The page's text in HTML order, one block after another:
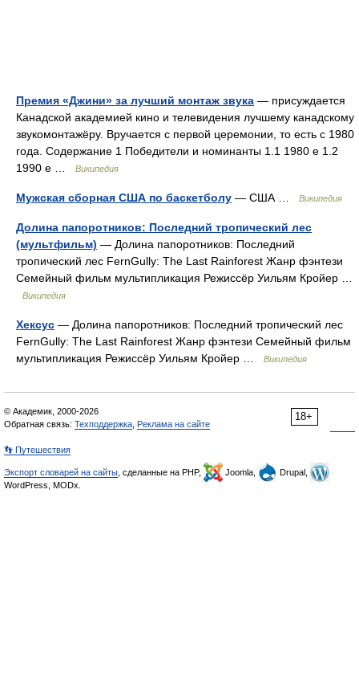
Премия «Джини» за лучший монтаж звука — присуждается
Канадской академией кино и телевидения лучшему канадскому
звукомонтажёру. Вручается с первой церемонии, то есть с 1980
года. Содержание 1 Победители и номинанты 1.1 1980 е 1.2
1990 е …
Википедия
Мужская сборная США по баскетболу — США … Википедия
Долина папоротников: Последний тропический лес
(мультфильм) — Долина папоротников: Последний
тропический лес FernGully: The Last Rainforest Жанр фэнтези
Семейный фильм мультипликация Режиссёр Уильям Кройер …
Википедия
Хексус — Долина папоротников: Последний тропический лес
FernGully: The Last Rainforest Жанр фэнтези Семейный фильм
мультипликация Режиссёр Уильям Кройер …
Википедия
18+
© Академик, 2000-2026
Обратная связь: Техподдержка Реклама на сайте
👣 Путешествия
Экспорт словарей на сайты , сделанные на PHP, Joomla,
Drupal,
WordPress, MODx.